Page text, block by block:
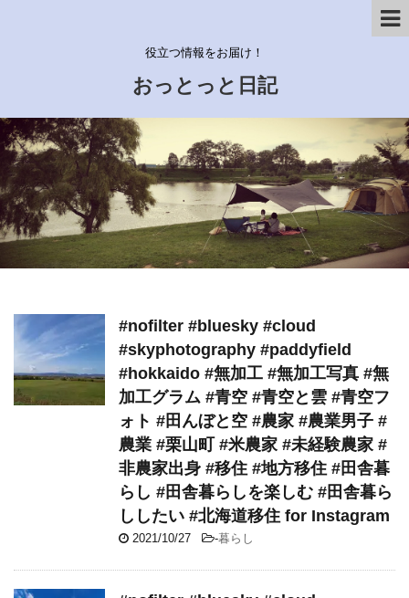
役立つ情報をお届け！
おっとっと日記
#nofilter #bluesky #cloud
#skyphotography #paddyfield
#hokkaido #無加工 #無加工写真 #無
加工グラム #青空 #青空と雲 #青空フ
ォト #田んぼと空 #農家 #農業男子 #
農業 #栗山町 #米農家 #未経験農家 #
非農家出身 #移住 #地方移住 #田舎暮
らし #田舎暮らしを楽しむ #田舎暮ら
ししたい #北海道移住 for Instagram
2021/10/27 -暮らし